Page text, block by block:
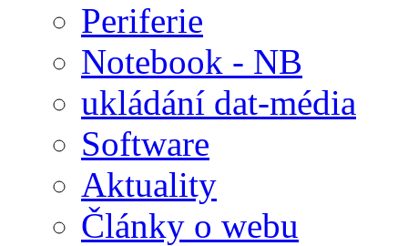
Periferie
Notebook - NB
ukládání dat-média
Software
Aktuality
Články o webu